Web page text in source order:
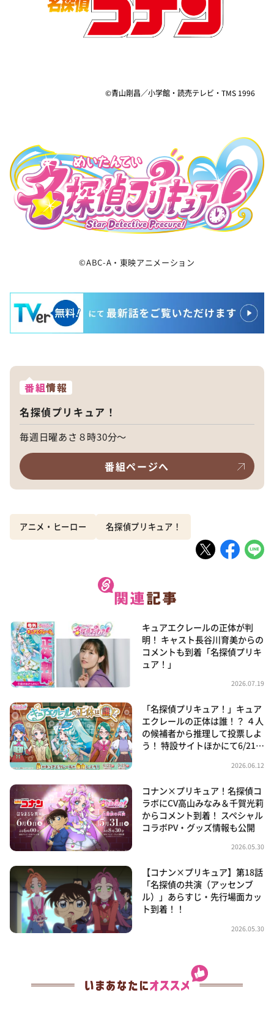
©青山剛昌／小学館・読売テレビ・TMS 1996
©ABC-A・東映アニメーション
番組情報
名探偵プリキュア！
毎週日曜あさ８時30分～
番組ページへ
アニメ・ヒーロー 名探偵プリキュア！
キュアエクレールの正体が判
明！ キャスト長谷川育美からの
コメントも到着「名探偵プリキ
ュア！」
2026.07.19
「名探偵プリキュア！」キュア
エクレールの正体は誰！？ ４人
の候補者から推理して投票しよ
う！ 特設サイトほかにて6/21…
2026.06.12
コナン×プリキュア！名探偵コ
ラボにCV高山みなみ＆千賀光莉
からコメント到着！ スペシャル
コラボPV・グッズ情報も公開
2026.05.30
【コナン×プリキュア】第18話
「名探偵の共演（アッセンブ
ル）」あらすじ・先行場面カッ
ト到着！！
2026.05.30